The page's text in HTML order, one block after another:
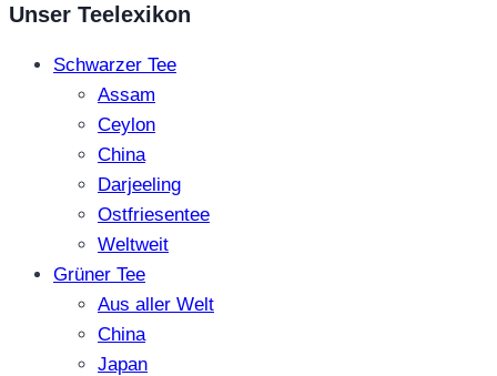
Unser Teelexikon
Schwarzer Tee
Assam
Ceylon
China
Darjeeling
Ostfriesentee
Weltweit
Grüner Tee
Aus aller Welt
China
Japan